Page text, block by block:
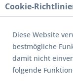
Cookie-
Diese Website
bestmögliche
damit nicht
folgende